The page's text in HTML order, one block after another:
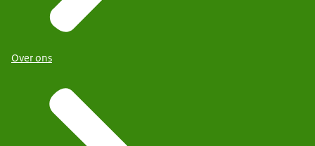
Over ons